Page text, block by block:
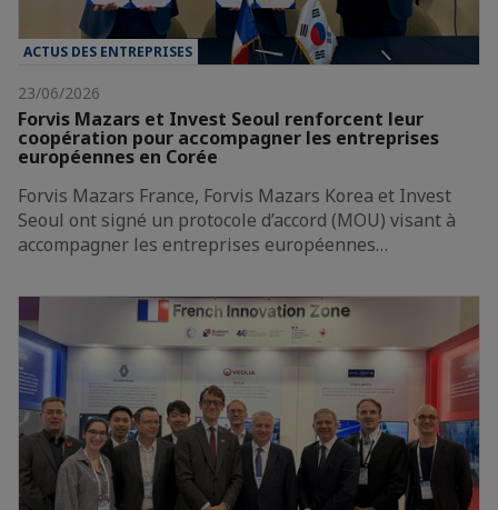
ACTUS DES ENTREPRISES
23/06/2026
Forvis Mazars et Invest Seoul renforcent leur
coopération pour accompagner les entreprises
européennes en Corée
Forvis Mazars France, Forvis Mazars Korea et Invest
Seoul ont signé un protocole d’accord (MOU) visant à
accompagner les entreprises européennes…